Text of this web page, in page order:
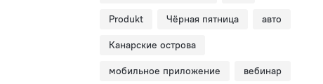
Produkt Чёрная пятница авто
Канарские острова
мобильное приложение вебинар